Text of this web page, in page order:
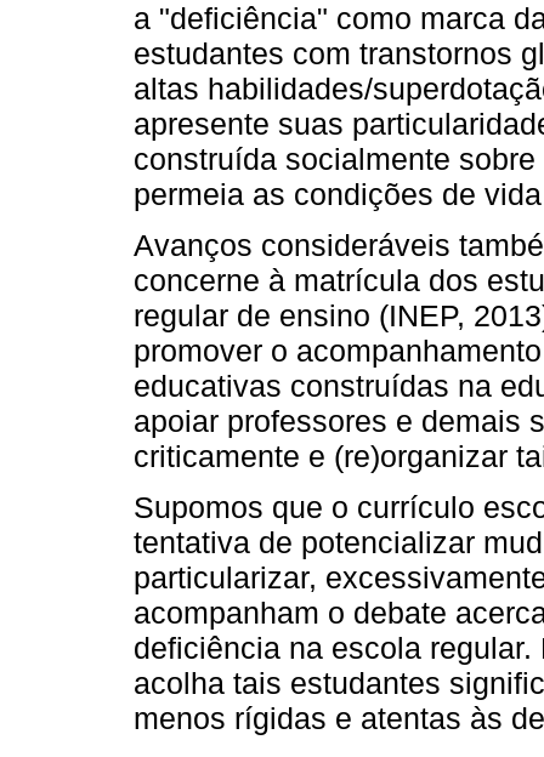
a "deficiência" como marca
estudantes com transtornos
altas habilidades/
apresente suas
construída socialmente
permeia as condições de
Avanços consideráveis
concerne à matrícula dos
regular de ensino (INEP,
promover o
educativas construídas na
apoiar professores e demais
criticamente e (re)organizar
Supomos que o currículo
tentativa de potencializar
particularizar,
acompanham o debate
deficiência na escola
acolha tais estudantes
menos rígidas e atentas às